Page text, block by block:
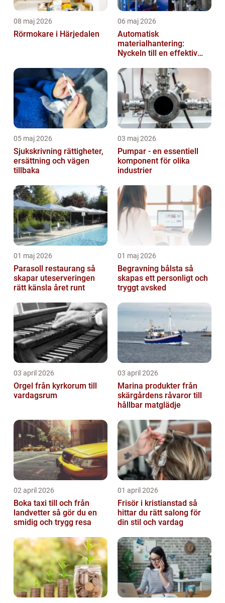
08 maj 2026
Rörmokare i Härjedalen
06 maj 2026
Automatisk
materialhantering:
Nyckeln till en effektiv
05 maj 2026
Sjukskrivning rättigheter,
ersättning och vägen
tillbaka
03 maj 2026
Pumpar - en essentiell
komponent för olika
industrier
01 maj 2026
Parasoll restaurang så
skapar uteserveringen
rätt känsla året runt
01 maj 2026
Begravning bålsta så
skapas ett personligt och
tryggt avsked
03 april 2026
Orgel från kyrkorum till
vardagsrum
03 april 2026
Marina produkter från
skärgårdens råvaror till
hållbar matglädje
02 april 2026
Boka taxi till och från
landvetter så gör du en
smidig och trygg resa
01 april 2026
Frisör i kristianstad så
hittar du rätt salong för
din stil och vardag